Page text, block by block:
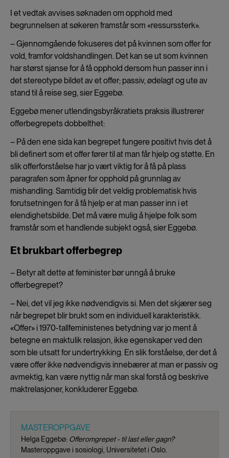
I et vedtak avvises søknaden om opphold med
begrunnelsen at søkeren framstår som «ressurssterk».
– Gjennomgående fokuseres det på kvinnen som offer for
vold, framfor voldshandlingen. Det kan se ut som kvinnen
har størst sjanse for å få opphold dersom hun passer inn i
det stereotype bildet av et offer; passiv, ødelagt og ute av
stand til å reise seg, sier Eggebø.
Eggebø mener utlendingsbyråkratiets praksis illustrerer
offerbegrepets dobbelthet:
– På den ene sida kan begrepet fungere positivt hvis det å
bli definert som et offer fører til at man får hjelp og støtte. En
slik offerforståelse har jo vært viktig for å få på plass
paragrafen som åpner for opphold på grunnlag av
mishandling. Samtidig blir det veldig problematisk hvis
forutsetningen for å få hjelp er at man passer inn i et
elendighetsbilde. Det må være mulig å hjelpe folk som
framstår som et handlende subjekt også, sier Eggebø.
Et brukbart offerbegrep
– Betyr alt dette at feminister bør unngå å bruke
offerbegrepet?
– Nei, det vil jeg ikke nødvendigvis si. Men det skjærer seg
når begrepet blir brukt som en individuell karakteristikk.
«Offer» i 1970-tallfeministenes betydning var jo ment å
betegne en maktulik relasjon, ikke egenskaper ved den
som ble utsatt for undertrykking. En slik forståelse, der det å
være offer ikke nødvendigvis innebærer at man er passiv og
avmektig, kan være nyttig når man skal forstå og beskrive
maktrelasjoner, konkluderer Eggebø.
MASTEROPPGAVE
Helga Eggebø: Offeromgrepet - til last eller gagn?
Masteroppgave i sosiologi, Universitetet i Oslo.